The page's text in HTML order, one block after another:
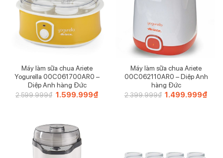
Máy làm sữa chua Ariete
Yogurella 00C061700AR0 –
Diệp Anh hàng Đức
2.599.999₫ Giá
1.599.999₫Giá
Máy làm sữa chua Ariete
00C062110AR0 – Diệp Anh
hàng Đức
2.399.999₫ Giá
1.499.999₫